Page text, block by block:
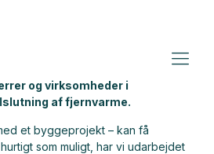
og virksomheder i
af fjernvarme.
et byggeprojekt – kan få
som muligt, har vi udarbejdet